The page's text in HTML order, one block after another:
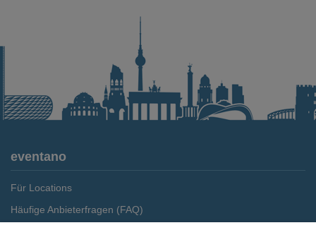
eventano
Für Locations
Häufige Anbieterfragen (FAQ)